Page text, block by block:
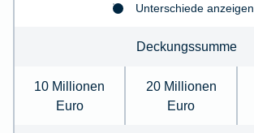
Unterschiede anzeigen
Deckungssumme
10 Millionen
Euro
20 Millionen
Euro